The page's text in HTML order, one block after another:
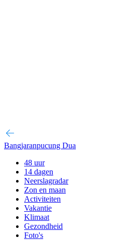
Bangjaranpucung Dua
48 uur
14 dagen
Neerslagradar
Zon en maan
Activiteiten
Vakantie
Klimaat
Gezondheid
Foto's